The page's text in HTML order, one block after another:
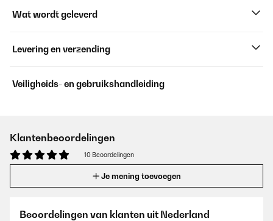
Wat wordt geleverd
Levering en verzending
Veiligheids- en gebruikshandleiding
Klantenbeoordelingen
10 Beoordelingen
Je mening toevoegen
Beoordelingen van klanten uit Nederland